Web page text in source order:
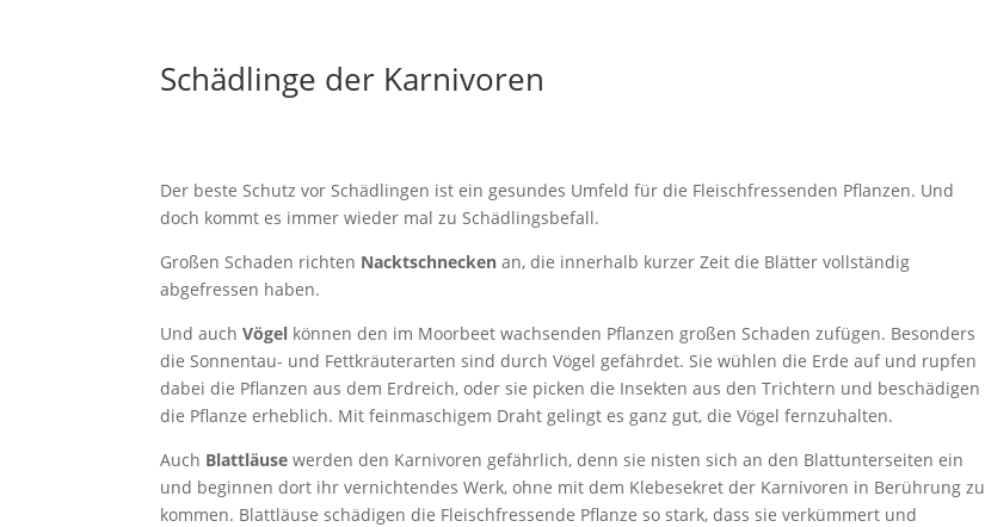
Schädlinge der Karnivoren
Der beste Schutz vor Schädlingen ist ein gesundes Umfeld für die Fleischfressenden Pflanzen. Und
doch kommt es immer wieder mal zu Schädlingsbefall.
Großen Schaden richten Nacktschnecken an, die innerhalb kurzer Zeit die Blätter vollständig
abgefressen haben.
Und auchVögel können den im Moorbeet wachsenden Pflanzen großen Schaden zufügen. Besonders
die Sonnentau- und Fettkräuterarten sind durch Vögel gefährdet. Sie wühlen die Erde auf und rupfen
dabei die Pflanzen aus dem Erdreich, oder sie picken die Insekten aus den Trichtern und beschädigen
die Pflanze erheblich. Mit feinmaschigem Draht gelingt es ganz gut, die Vögel fernzuhalten.
Auch Blattläuse werden den Karnivoren gefährlich, denn sie nisten sich an den Blattunterseiten ein
und beginnen dort ihr vernichtendes Werk, ohne mit dem Klebesekret der Karnivoren in Berührung zu
kommen. Blattläuse schädigen die Fleischfressende Pflanze so stark, dass sie verkümmert und